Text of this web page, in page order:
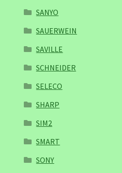
SANYO
SAUERWEIN
SAVILLE
SCHNEIDER
SELECO
SHARP
SIM2
SMART
SONY